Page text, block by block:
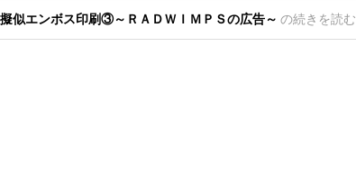
似エンボス印刷③～ＲＡＤＷＩＭＰＳの広告～ の続きを読む